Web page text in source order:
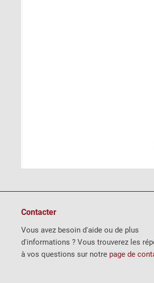
Contacter
Vous avez besoin d'aide ou de plus
d'informations ? Vous trouverez les
à vos questions sur notre page de